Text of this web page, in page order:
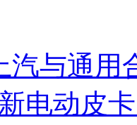
汽与通用
电动皮